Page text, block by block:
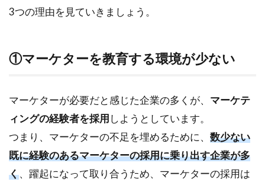
ティ
ング
ルが
きて
いる
1.3
③マ
ター
3つの理由を見ていきましょう。
①マーケターを教育する環境が少ない
マーケターが必要だと感じた企業の多くが、 マーケテ
ィングの経験者を採用 しようとしています。
つまり、マーケターの不足を埋めるために、 数少ない
既に経験のあるマーケターの採用に乗り出す企業が多
く、躍起になって取り合うため、マーケターの採用は